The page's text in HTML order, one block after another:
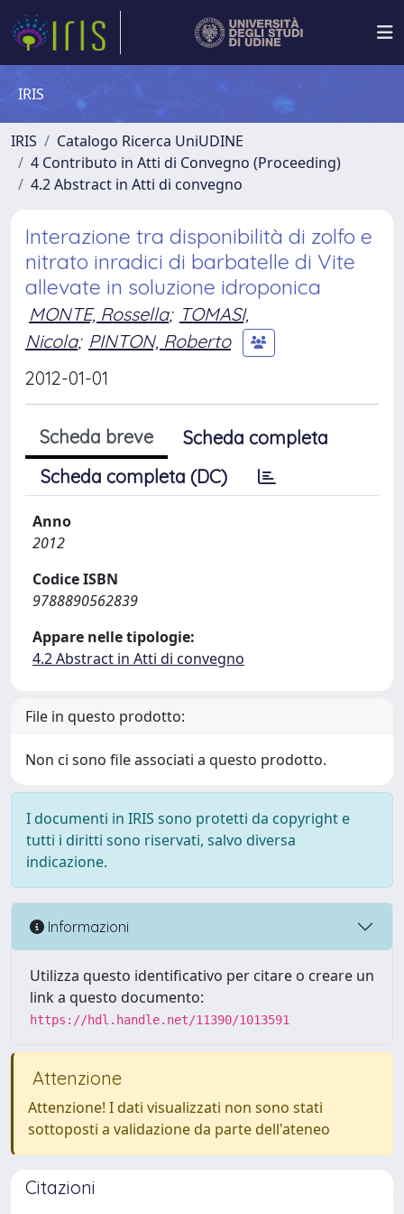
IRIS
IRIS
Catalogo Ricerca UniUDINE
4 Contributo in Atti di Convegno (Proceeding)
4.2 Abstract in Atti di convegno
Interazione tra disponibilità di zolfo e
nitrato inradici di barbatelle di Vite
allevate in soluzione idroponica
MONTE, Rossella; TOMASI,
Nicola; PINTON, Roberto
2012-01-01
Scheda breve
Scheda completa
Scheda completa (DC)
Anno
2012
Codice ISBN
9788890562839
Appare nelle tipologie:
4.2 Abstract in Atti di convegno
File in questo prodotto:
Non ci sono file associati a questo prodotto.
I documenti in IRIS sono protetti da copyright e
tutti i diritti sono riservati, salvo diversa
indicazione.
Informazioni
Utilizza questo identificativo per citare o creare un
link a questo documento:
https://hdl.handle.net/11390/1013591
Attenzione
Attenzione! I dati visualizzati non sono stati
sottoposti a validazione da parte dell'ateneo
Citazioni